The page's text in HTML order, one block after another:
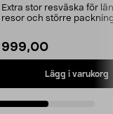
Extra stor resväska för
resor och större
999,00
Lägg i varukorg